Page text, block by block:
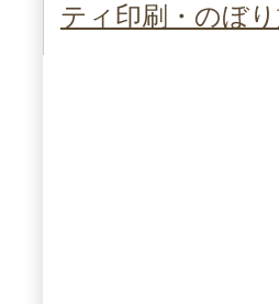
ティ印刷・のぼ